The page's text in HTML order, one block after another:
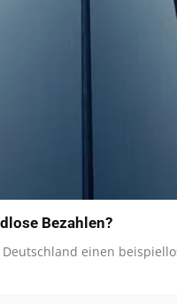
Bezahlen?
einen